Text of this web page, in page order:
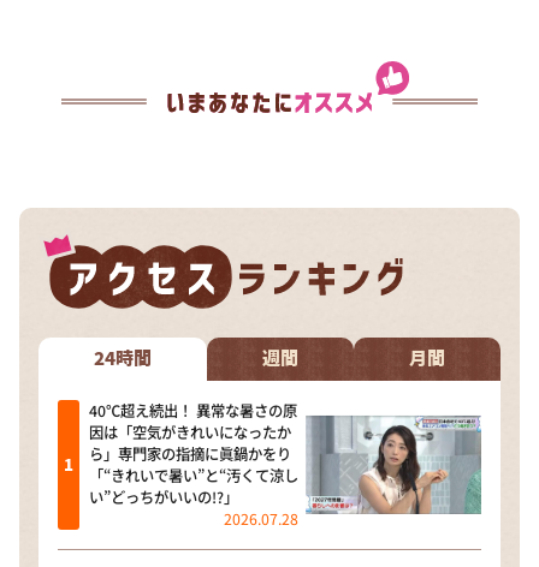
24時間 週間 月間
40℃超え続出！ 異常な暑さの原
因は「空気がきれいになったか
ら」専門家の指摘に眞鍋かをり
「“きれいで暑い”と“汚くて涼し
い”どっちがいいの!?」
2026.07.28